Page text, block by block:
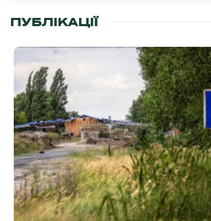
ПУБЛІКАЦІЇ